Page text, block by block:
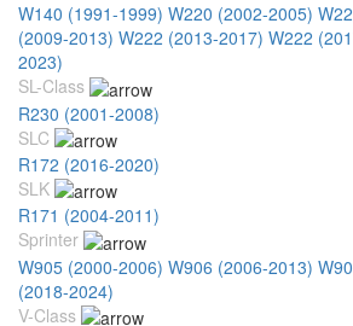
W140 (1991-1999) W220 (2002-2005)
(2009-2013) W222 (2013-2017) W222
2023)
SL-Class
R230 (2001-2008)
SLC
R172 (2016-2020)
SLK
R171 (2004-2011)
Sprinter
W905 (2000-2006) W906 (2006-2013)
(2018-2024)
V-Class